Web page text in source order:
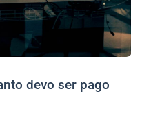
devo ser pago